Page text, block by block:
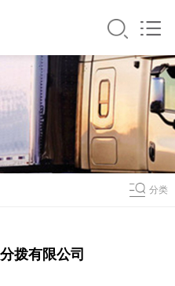
分类
拨有限公司